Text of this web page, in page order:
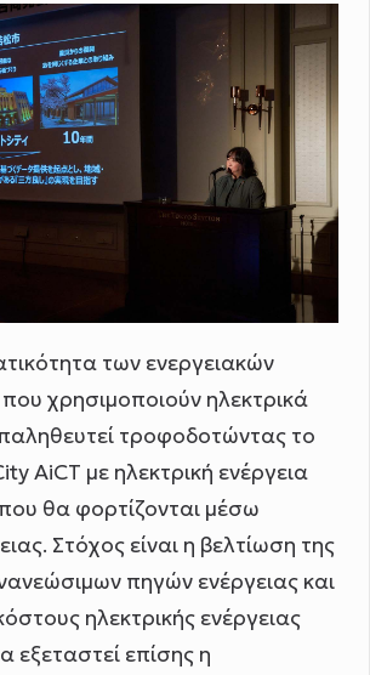
των ενεργειακών
χρησιμοποιούν ηλεκτρικά
τροφοδοτώντας το
AiCT με ηλεκτρική ενέργεια
θα φορτίζονται μέσω
Στόχος είναι η βελτίωση της
πηγών ενέργειας και
ηλεκτρικής ενέργειας
εξεταστεί επίσης η